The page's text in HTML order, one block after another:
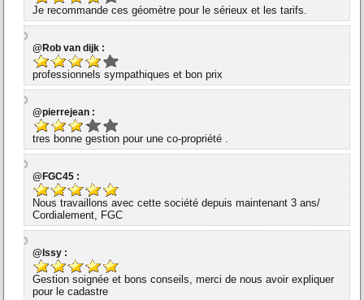
Je recommande ces géomètre pour le sérieux et les tarifs.
@Rob van dijk :
professionnels sympathiques et bon prix
@pierrejean :
tres bonne gestion pour une co-propriété .
@FGC45 :
Nous travaillons avec cette société depuis maintenant 3 ans/
Cordialement, FGC
@Issy :
Gestion soignée et bons conseils, merci de nous avoir expliquer
pour le cadastre